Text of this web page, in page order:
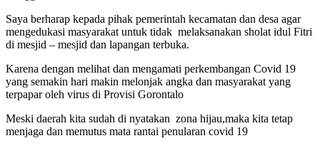
Saya berharap kepada pihak pemerintah kecamatan dan desa agar
mengedukasi masyarakat untuk tidak melaksanakan sholat idul Fitri
di mesjid – mesjid dan lapangan terbuka.
Karena dengan melihat dan mengamati perkembangan Covid 19
yang semakin hari makin melonjak angka dan masyarakat yang
terpapar oleh virus di Provisi Gorontalo
Meski daerah kita sudah di nyatakan zona hijau,maka kita tetap
menjaga dan memutus mata rantai penularan covid 19